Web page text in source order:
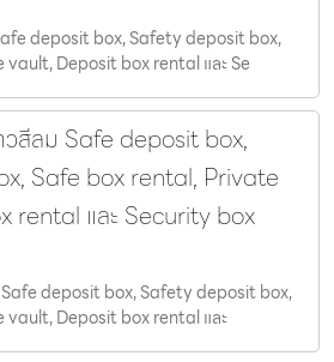
deposit box, Safety deposit box,
Deposit box rental และ Se
วสีลม Safe deposit box,
Safe box rental, Private
rental และ Security box
Safe deposit box, Safety deposit box,
Deposit box rental และ